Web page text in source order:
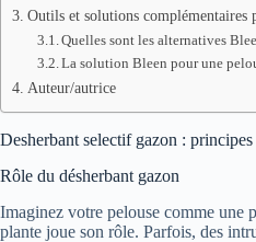
Outils et solutions complémentaires
Quelles sont les alternatives
La solution Bleen pour une
Auteur/autrice
Desherbant selectif gazon :
Rôle du désherbant gazon
Imaginez votre pelouse comme une
plante joue son rôle. Parfois, des